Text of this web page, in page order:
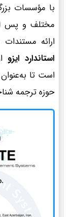
با مؤسسات
مختلف و پس
ارائه
استاندارد ایزو
است تا به‌عنوان
حوزه ترجمه